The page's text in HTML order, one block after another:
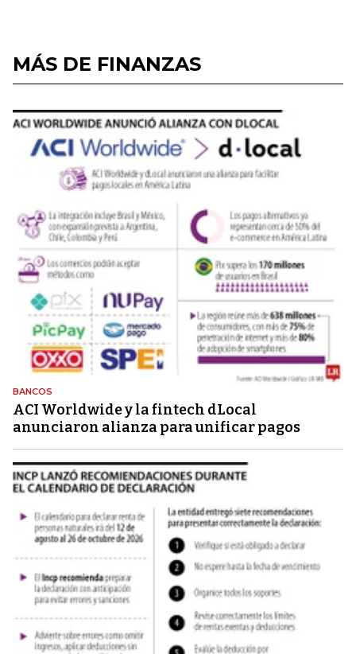
MÁS DE FINANZAS
BANCOS
ACI Worldwide y la fintech dLocal
anunciaron alianza para unificar pagos